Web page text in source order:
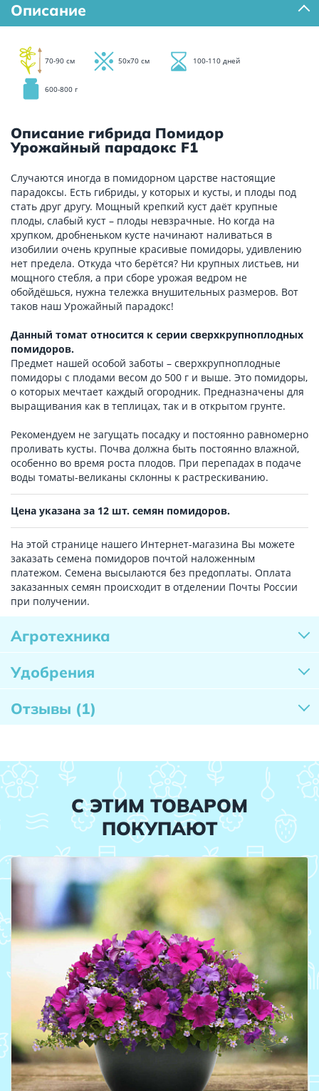
Описание
70-90 см 50х70 см 100-110 дней
600-800 г
Описание гибрида Помидор
Урожайный парадокс F1
Случаются иногда в помидорном царстве настоящие
парадоксы. Есть гибриды, у которых и кусты, и плоды под
стать друг другу. Мощный крепкий куст даёт крупные
плоды, слабый куст – плоды невзрачные. Но когда на
хрупком, дробненьком кусте начинают наливаться в
изобилии очень крупные красивые помидоры, удивлению
нет предела. Откуда что берётся? Ни крупных листьев, ни
мощного стебля, а при сборе урожая ведром не
обойдёшься, нужна тележка внушительных размеров. Вот
таков наш Урожайный парадокс!
Данный томат относится к серии сверхкрупноплодных
помидоров.
Предмет нашей особой заботы – сверхкрупноплодные
помидоры с плодами весом до 500 г и выше. Это помидоры,
о которых мечтает каждый огородник. Предназначены для
выращивания как в теплицах, так и в открытом грунте.
Рекомендуем не загущать посадку и постоянно равномерно
проливать кусты. Почва должна быть постоянно влажной,
особенно во время роста плодов. При перепадах в подаче
воды томаты-великаны склонны к растрескиванию.
Цена указана за 12 шт. семян помидоров.
На этой странице нашего Интернет-магазина Вы можете
заказать семена помидоров почтой наложенным
платежом. Семена высылаются без предоплаты. Оплата
заказанных семян происходит в отделении Почты России
при получении.
Агротехника
Удобрения
Отзывы (1)
С ЭТИМ ТОВАРОМ
ПОКУПАЮТ